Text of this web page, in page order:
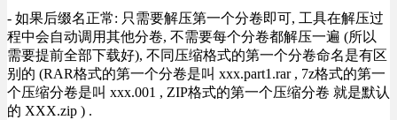
- 如果后缀名正常: 只需要解压第一个分卷即可, 工具在解压过
程中会自动调用其他分卷, 不需要每个分卷都解压一遍 (所以
需要提前全部下载好), 不同压缩格式的第一个分卷命名是有区
别的 (RAR格式的第一个分卷是叫 xxx.part1.rar , 7z格式的第一
个压缩分卷是叫 xxx.001 , ZIP格式的第一个压缩分卷 就是默认
的 XXX.zip ) .